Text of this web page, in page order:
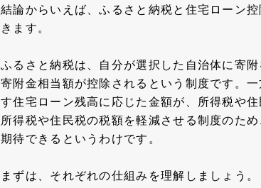
結論からいえば、ふるさと納税と住宅ローン
きます。
ふるさと納税は、自分が選択した自治体に寄
寄附金相当額が控除されるという制度です。
す住宅ローン残高に応じた金額が、所得税や
所得税や住民税の税額を軽減させる制度のた
期待できるというわけです。
まずは、それぞれの仕組みを理解しましょう。